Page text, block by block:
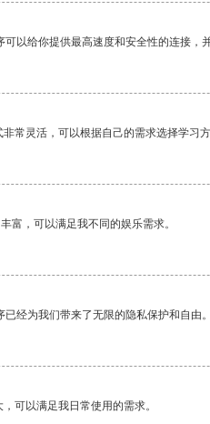
以给你提供最高速度和安全性的连接，
常灵活，可以根据自己的需求选择学习
富，可以满足我不同的娱乐需求。
经为我们带来了无限的隐私保护和自由。
可以满足我日常使用的需求。